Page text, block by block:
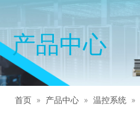
产品中心
首页 » 产品中心 » 温控系统 »